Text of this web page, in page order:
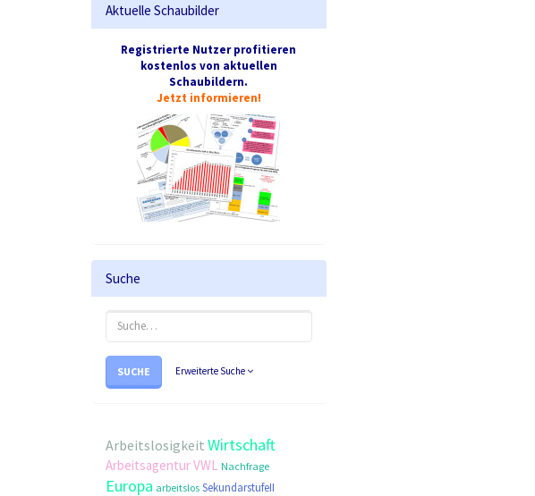
Aktuelle Schaubilder
Registrierte Nutzer profitieren
kostenlos von aktuellen
Schaubildern.
Jetzt informieren!
Suche
SUCHE Erweiterte Suche
Arbeitslosigkeit Wirtschaft
ArbeitsagenturVWL Nachfrage
Europa arbeitslos SekundarstufeII